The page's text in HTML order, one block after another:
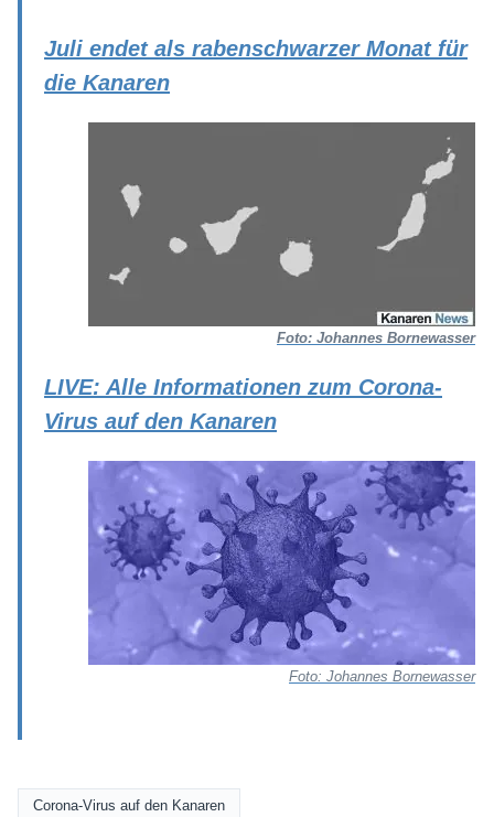
Juli endet als rabenschwarzer Monat für
die Kanaren
Foto: Johannes Bornewasser
LIVE: Alle Informationen zum Corona-
Virus auf den Kanaren
Foto: Johannes Bornewasser
Corona-Virus auf den Kanaren